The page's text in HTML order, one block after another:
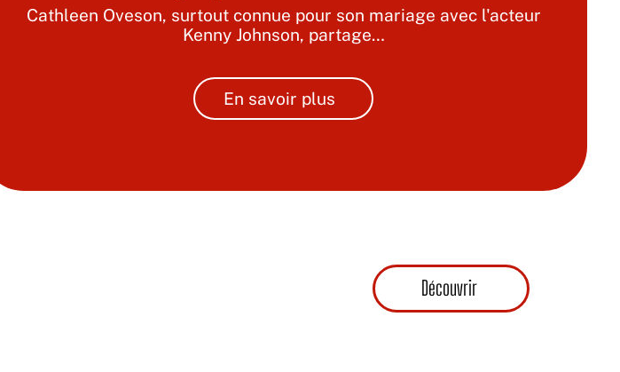
Cathleen Oveson, surtout connue pour son mariage avec l'acteur
Kenny Johnson, partage…
En savoir plus
Découvrir